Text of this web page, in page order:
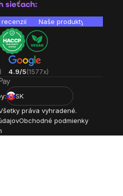
sieťach:
Naše produkty sú
4.9/5(1577x)
SK
práva vyhradené.
Obchodné podmienky